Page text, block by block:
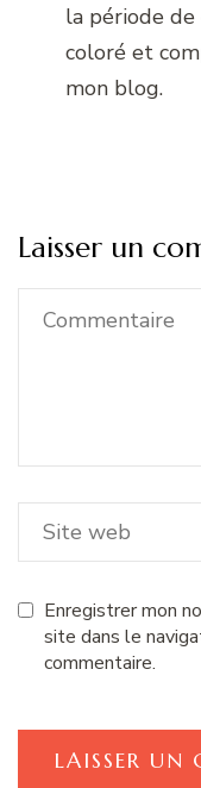
la période
coloré et
mon blog.
Laisser un
Enregistrer mon
site dans le
commentaire.